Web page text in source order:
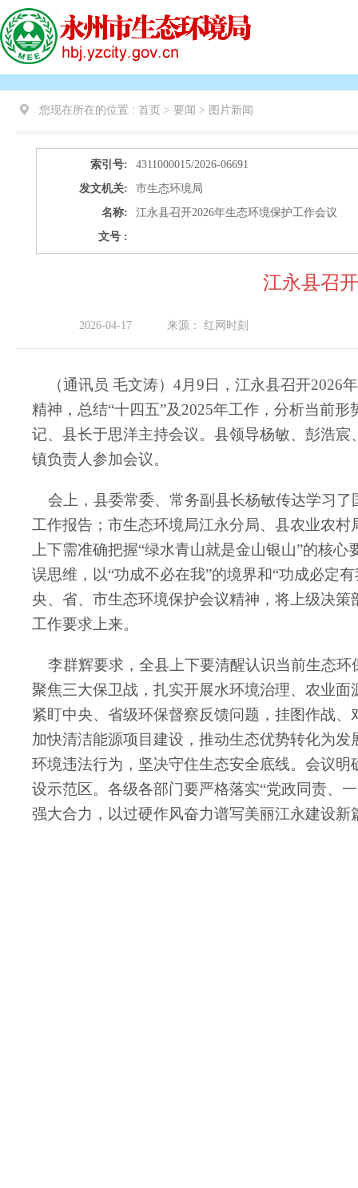
您现在所在的位置 : 首页 > 要闻 > 图片新闻
索引号:
4311000015/2026-06691
发文机关:
市生态环境局
名称:
江永县召开2026年生态环境保护工作会议
文号 :
江永县召
2026-04-17 来源： 红网时刻
（通讯员 毛文涛）4月9日，江永县召开
精神，总结“十四五”及2025年工作，分析当前
记、县长于思洋主持会议。县领导杨敏、彭浩
镇负责人参加会议。
会上，县委常委、常务副县长杨敏传达学习
工作报告；市生态环境局江永分局、县农业农
上下需准确把握“绿水青山就是金山银山”的核
误思维，以“功成不必在我”的境界和“功成必定
央、省、市生态环境保护会议精神，将上级决
工作要求上来。
李群辉要求，全县上下要清醒认识当前生态
聚焦三大保卫战，扎实开展水环境治理、农业
紧盯中央、省级环保督察反馈问题，挂图作战
加快清洁能源项目建设，推动生态优势转化为
环境违法行为，坚决守住生态安全底线。会议
设示范区。各级各部门要严格落实“党政同责、
强大合力，以过硬作风奋力谱写美丽江永建设新